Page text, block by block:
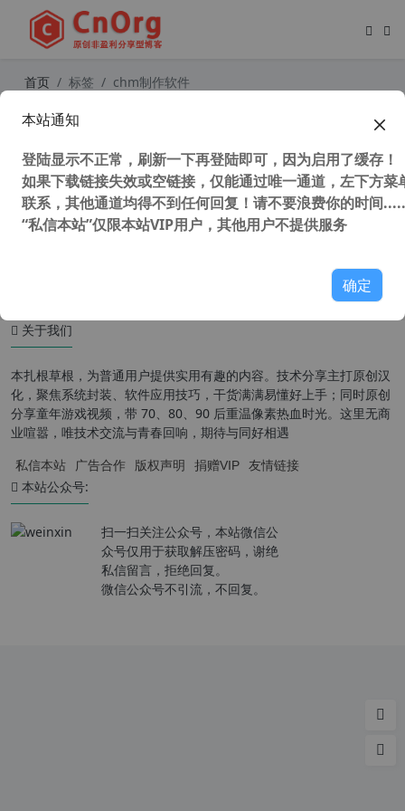
首页 标签 chm制作软件
关于我们
本扎根草根，为普通用户提供实用有趣的内容。技术分享主打原创汉
化，聚焦系统封装、软件应用技巧，干货满满易懂好上手；同时原创
分享童年游戏视频，带 70、80、90 后重温像素热血时光。这里无商
业喧嚣，唯技术交流与青春回响，期待与同好相遇
私信本站 广告合作 版权声明 捐赠VIP 友情链接
本站公众号:
扫一扫关注公众号，本站微信公
众号仅用于获取解压密码，谢绝
私信留言，拒绝回复。
微信公众号不引流，不回复。
本站通知
登陆显示不正常，刷新一下再登陆即可，因为启用了缓存！
如果下载链接失效或空链接，仅能通过唯一通道，左下方菜
联系，其他通道均得不到任何回复！请不要浪费你的时间
“私信本站”仅限本站VIP用户，其他用户不提供服务
确定